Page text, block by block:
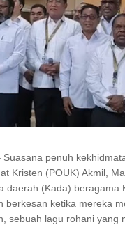
WARGA MANEMBO-NEMBO
penuh
Kristen (POUK) Akmil,
daerah (Kada) beragama
berkesan ketika mereka
sebuah lagu rohani yang